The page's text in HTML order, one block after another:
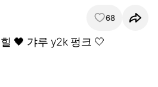
68
🖤 갸루 y2k 펑크 🤍